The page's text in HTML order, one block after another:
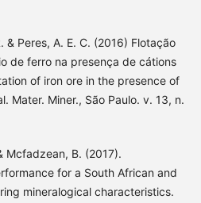
& Peres, A. E. C. (2016) Flotação
de ferro na presença de cátions
of iron ore in the presence of
Mater. Miner., São Paulo. v. 13, n.
Mcfadzean, B. (2017).
for a South African and
mineralogical characteristics.